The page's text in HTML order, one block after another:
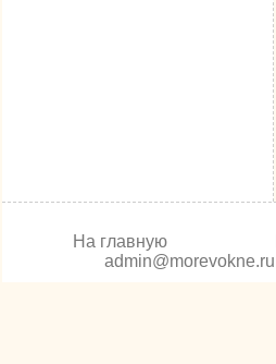
На главную
admin@morevokne.ru